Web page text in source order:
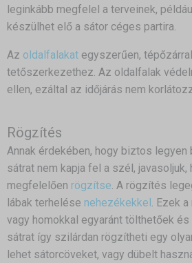
leginkább megfelel a terveinek,
készülhet elő a sátor céges partira.
Az oldalfalakat egyszerűen,
tetőszerkezethez. Az oldalfalak
ellen, ezáltal az időjárás nem
Rögzítés
Annak érdekében, hogy biztos legyen
sátrat nem kapja fel a szél, javasoljuk,
megfelelően rögzítse. A rögzítés
lábak terhelése nehezékekkel . Ezek
vagy homokkal egyaránt tölthetőek és
sátrat így szilárdan rögzítheti egy
lehet sátorcöveket, vagy dübelt